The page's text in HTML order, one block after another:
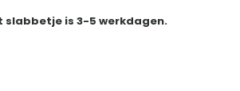
slabbetje is 3-5 werkdagen.